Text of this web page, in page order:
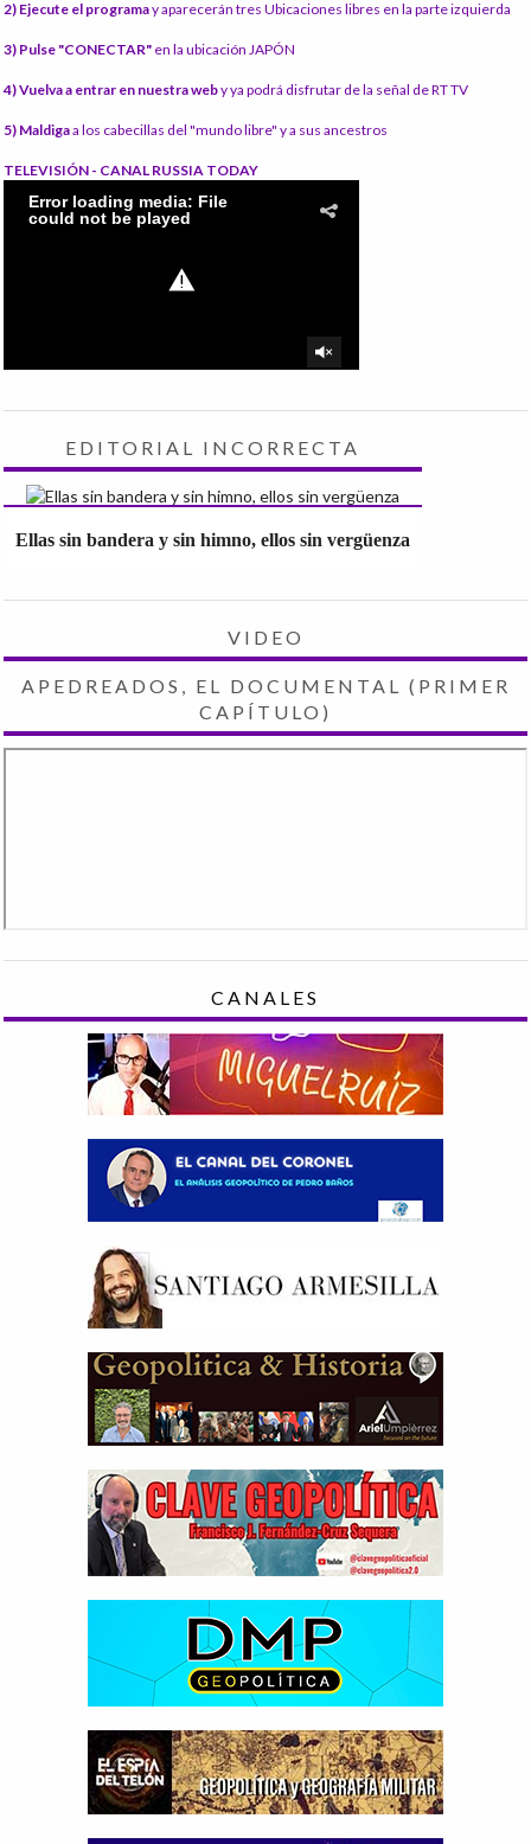
2) Ejecute el programay aparecerán tres Ubicaciones libres en la parte izquierda
3) Pulse "CONECTAR" en la ubicación JAPÓN
4) Vuelva a entrar en nuestra weby ya podrá disfrutar de la señal de RT TV
5) Maldigaa los cabecillas del "mundo libre" y a sus ancestros
TELEVISIÓN - CANAL RUSSIA TODAY
EDITORIAL INCORRECTA
Ellas sin bandera y sin himno, ellos sin vergüenza
VIDEO
APEDREADOS, EL DOCUMENTAL (PRIMER
CAPÍTULO)
CANALES